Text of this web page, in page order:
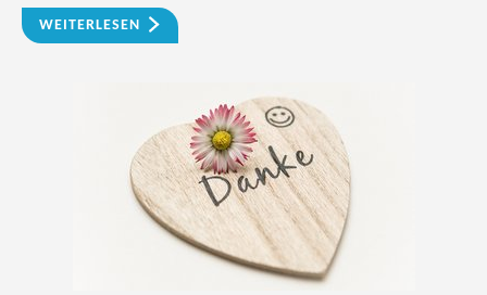
WEITERLESEN